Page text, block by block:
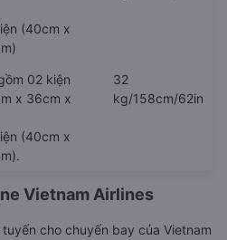
(40cm x
02 kiện
x 36cm x
(40cm x
32
kg/158cm/62in
Vietnam Airlines
cho chuyến bay của Vietnam